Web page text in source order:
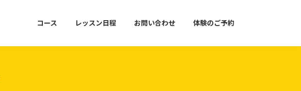
コース レッスン日程 お問い合わせ 体験のご予約